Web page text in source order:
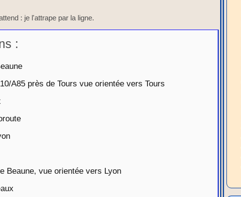
: je l'attrape par la ligne.
:
A85 près de Tours vue orientée vers Tours
Beaune, vue orientée vers Lyon